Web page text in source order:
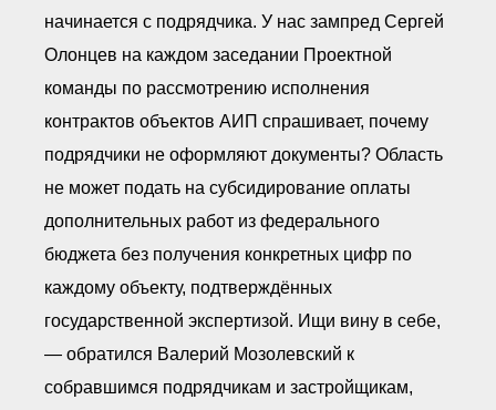
начинается с подрядчика. У нас зампред Сергей
Олонцев на каждом заседании Проектной
команды по рассмотрению исполнения
контрактов объектов АИП спрашивает, почему
подрядчики не оформляют документы? Область
не может подать на субсидирование оплаты
дополнительных работ из федерального
бюджета без получения конкретных цифр по
каждому объекту, подтверждённых
государственной экспертизой. Ищи вину в себе,
— обратился Валерий Мозолевский к
собравшимся подрядчикам и застройщикам,